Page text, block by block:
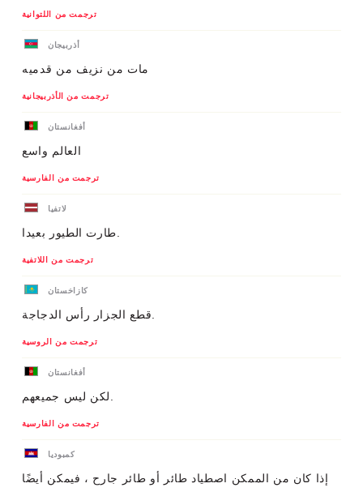
ترجمت من اللتوانية
أذربيجان
مات من نزيف من قدميه
ترجمت من الأذربيجانية
أفغانستان
العالم واسع
ترجمت من الفارسية
لاتفيا
ترجمت من اللاتفية
كازاخستان
ترجمت من الروسية
أفغانستان
ترجمت من الفارسية
كمبوديا
إذا كان من الممكن اصطياد طائر أو طائر جارح ، فيمكن أيضًا